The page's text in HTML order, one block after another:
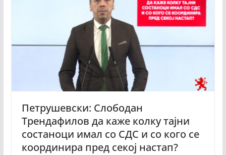
Петрушевски: Слободан
Трендафилов да каже колку тајни
состаноци имал со СДС и со кого се
координира пред секој настап?